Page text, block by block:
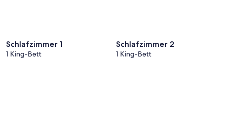
Schlafzimmer 1
1 King-Bett
Schlafzimmer 2
1 King-Bett